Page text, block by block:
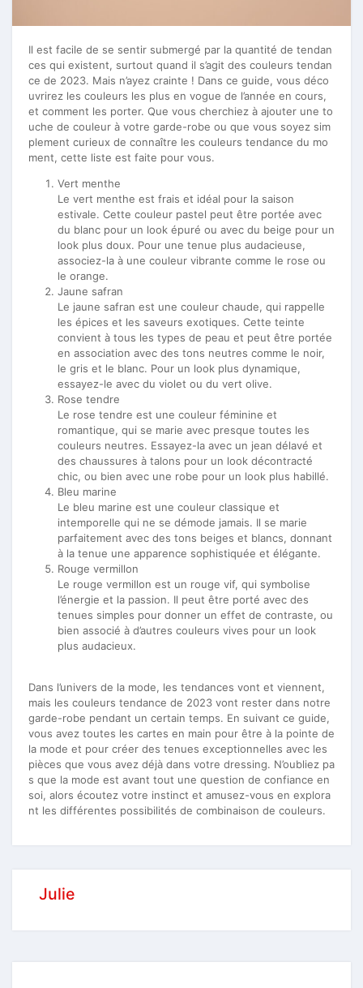
Il est facile de se sentir submergé par la quantité de tendan
ces qui existent, surtout quand il s’agit des couleurs tendan
ce de 2023. Mais n’ayez crainte ! Dans ce guide, vous déco
uvrirez les couleurs les plus en vogue de l’année en cours,
et comment les porter. Que vous cherchiez à ajouter une to
uche de couleur à votre garde-robe ou que vous soyez sim
plement curieux de connaître les couleurs tendance du mo
ment, cette liste est faite pour vous.
Vert menthe
Le vert menthe est frais et idéal pour la saison
estivale. Cette couleur pastel peut être portée avec
du blanc pour un look épuré ou avec du beige pour un
look plus doux. Pour une tenue plus audacieuse,
associez-la à une couleur vibrante comme le rose ou
le orange.
Jaune safran
Le jaune safran est une couleur chaude, qui rappelle
les épices et les saveurs exotiques. Cette teinte
convient à tous les types de peau et peut être portée
en association avec des tons neutres comme le noir,
le gris et le blanc. Pour un look plus dynamique,
essayez-le avec du violet ou du vert olive.
Rose tendre
Le rose tendre est une couleur féminine et
romantique, qui se marie avec presque toutes les
couleurs neutres. Essayez-la avec un jean délavé et
des chaussures à talons pour un look décontracté
chic, ou bien avec une robe pour un look plus habillé.
Bleu marine
Le bleu marine est une couleur classique et
intemporelle qui ne se démode jamais. Il se marie
parfaitement avec des tons beiges et blancs, donnant
à la tenue une apparence sophistiquée et élégante.
Rouge vermillon
Le rouge vermillon est un rouge vif, qui symbolise
l’énergie et la passion. Il peut être porté avec des
tenues simples pour donner un effet de contraste, ou
bien associé à d’autres couleurs vives pour un look
plus audacieux.
Dans l’univers de la mode, les tendances vont et viennent,
mais les couleurs tendance de 2023 vont rester dans notre
garde-robe pendant un certain temps. En suivant ce guide,
vous avez toutes les cartes en main pour être à la pointe de
la mode et pour créer des tenues exceptionnelles avec les
pièces que vous avez déjà dans votre dressing. N’oubliez pa
s que la mode est avant tout une question de confiance en
soi, alors écoutez votre instinct et amusez-vous en explora
nt les différentes possibilités de combinaison de couleurs.
Julie